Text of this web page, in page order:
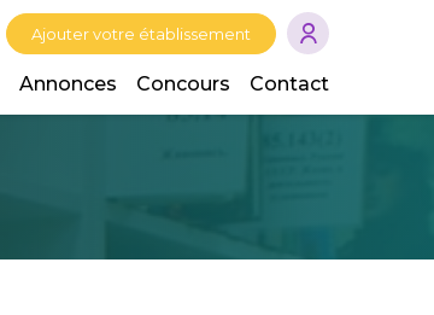
Ajouter votre établissement
Annonces Concours Contact